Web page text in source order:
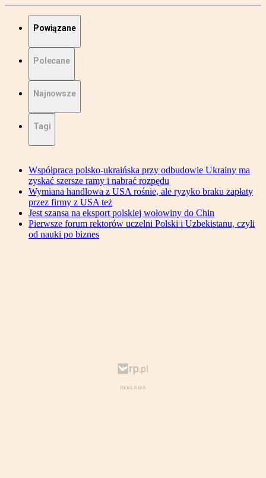
Powiązane
Polecane
Najnowsze
Tagi
Współpraca polsko-ukraińska przy odbudowie Ukrainy ma
zyskać szersze ramy i nabrać rozpędu
Wymiana handlowa z USA rośnie, ale ryzyko braku zapłaty
przez firmy z USA też
Jest szansa na eksport polskiej wołowiny do Chin
Pierwsze forum rektorów uczelni Polski i Uzbekistanu, czyli
od nauki po biznes